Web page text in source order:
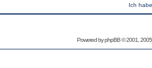
Ich
Powered byphpBB© 2001,